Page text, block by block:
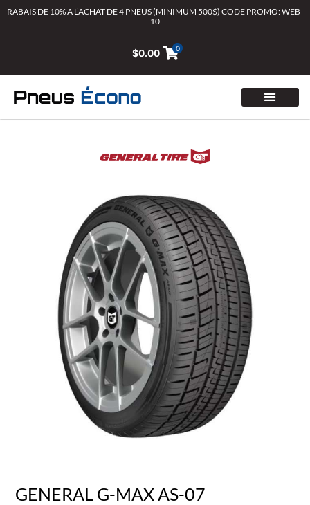
AllerRABAIS DE 10% A L’ACHAT DE 4 PNEUS (MINIMUM 500$) CODE PROMO: WEB-
10
$0.00 0
GENERAL G-MAX AS-07